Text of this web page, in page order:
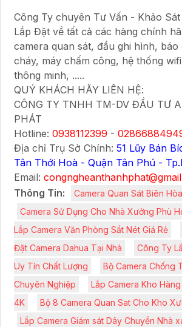
Công Ty chuyên Tư Vấn - Khảo
Lắp Đặt về tất cả các hàng chính
camera quan sát, đầu ghi hình, báo
cháy, máy chấm công, hệ thống
thông minh, .....
QUÝ KHÁCH HÃY LIÊN HỆ:
CÔNG TY TNHH TM-DV ĐẦU TƯ
PHÁT
Hotline: 0938112399 -
Địa chỉ Trụ Sở Chính: 51 Lũy Bán
Tân Thới Hoà - Quận Tân Phú -
Email:
Thông Tin:
Camera Quan Sát Biên
Camera Sử Dụng Cho Nhà Xưởng Phù
Lắp Camera Văn Phòng Sắt Nét Giá Rẻ
Đặt Camera Dahua Tại Nhà
Công Ty
Uy Tín Chất Lượng
Bộ Camera Chống
Chuyên Nghiệp
Lắp Camera Kho
4K
Bộ 8 Camera Quan Sat Cho Kho
Lắp Camera Giám sát Dây Chuyền Nhà